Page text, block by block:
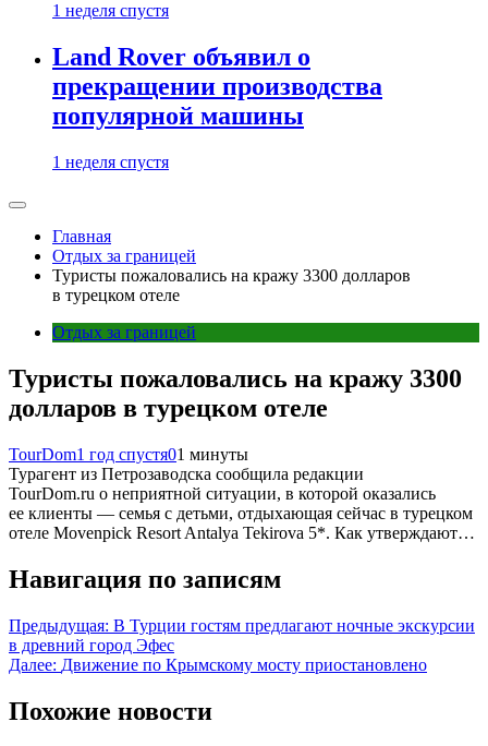
1 неделя спустя
Land Rover объявил о
прекращении производства
популярной машины
1 неделя спустя
Главная
Отдых за границей
Туристы пожаловались на кражу 3300 долларов
в турецком отеле
Отдых за границей
Туристы пожаловались на кражу 3300
долларов в турецком отеле
TourDom1 год спустя01 минуты
Турагент из Петрозаводска сообщила редакции
TourDom.ru о неприятной ситуации, в которой оказались
ее клиенты — семья с детьми, отдыхающая сейчас в турецком
отеле Movenpick Resort Antalya Tekirova 5*. Как утверждают…
Навигация по записям
Предыдущая: В Турции гостям предлагают ночные экскурсии
в древний город Эфес
Далее: Движение по Крымскому мосту приостановлено
Похожие новости